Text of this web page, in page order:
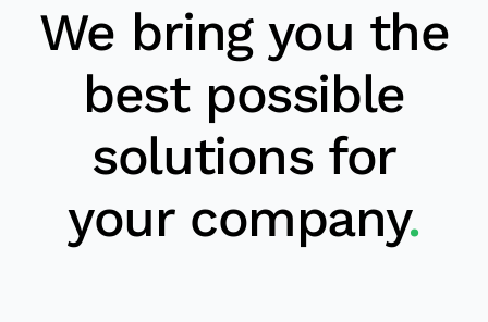
We bring you the
best possible
solutions for
your company.